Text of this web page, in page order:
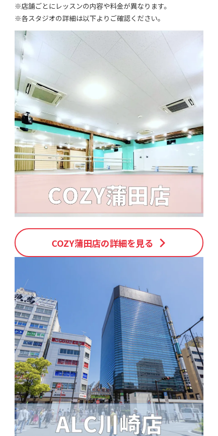
※店舗ごとにレッスンの内容や料金が異なります。
※各スタジオの詳細は以下よりご確認ください。
COZY蒲田店の詳細を見る